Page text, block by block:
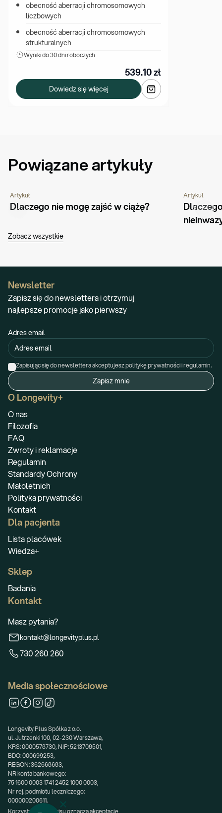
obecność aberracji chromosomowych
liczbowych
obecność aberracji chromosomowych
strukturalnych
Wyniki do 30 dni roboczych
539.10zł
Dowiedz się więcej
Powiązane artykuły
CHOROBY I SCHORZENIA
CIĄŻA I MACIERZYŃSTWO
PORADNIK
Artykuł
Dlaczego nie mogę zajść w ciążę? CIĄŻA I
Artykuł
Zobacz wszystkie
O Longevity+
O nas
Filozofia
FAQ
Zwroty i reklamacje
Regulamin
Standardy Ochrony
Małoletnich
Polityka prywatności
Kontakt
Dla pacjenta
Lista placówek
Wiedza+
Sklep
Badania
Kontakt
Masz pytania?
kontakt@longevityplus.pl
730 260 260
Media społecznościowe
Longevity Plus Spółka z o.o.
ul. Jutrzenki 100, 02-230 Warszawa,
KRS: 0000578730, NIP: 5213708501,
BDO: 000699253,
REGON: 362668683,
NR konta bankowego:
75 1600 0003 1741 2452 1000 0003,
Nr rej. podmiotu leczniczego:
000000200611.
Korzystanie z serwisu oznacza akceptację
Newsletter
Zapisz się do newslettera i otrzymuj
najlepsze promocje jako pierwszy
Adres email
Zapisując się do newslettera akceptujesz politykę prywatności i regulamin.
Zapisz mnie